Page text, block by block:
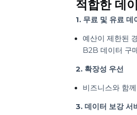
정확한 데이터
2. 빠른 판매 주
검증된 연락처
3. 장기적인 비
포괄적인 B2B
수 있도록 지원